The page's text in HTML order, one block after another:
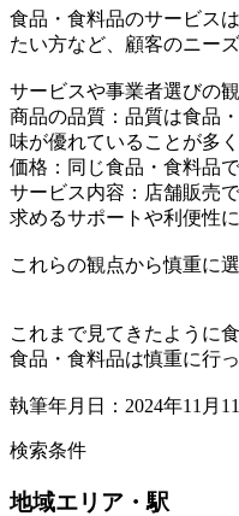
食品・食料品のサービス
たい方など、顧客のニー
サービスや事業者選びの
商品の品質：品質は食品
味が優れていることが多
価格：同じ食品・食料品
サービス内容：店舗販売
求めるサポートや利便性
これらの観点から慎重に
これまで見てきたように
食品・食料品は慎重に行
執筆年月日：2024年11月
検索条件
地域エリア・駅